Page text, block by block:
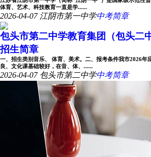
体育、艺术、科技教育一直是学......
2026-04-07 江阴市第一中学中考简章
包头市第二中学教育集团（包头二
招生简章
一、招生类别音乐、 体育、美术。二、报考条件我市2026年
良、文化课基础较好，在音、体、......
2026-04-07 包头市第二中学中考简章